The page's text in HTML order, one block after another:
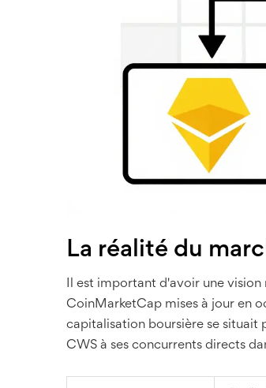
La réalité du
Il est important d'avoir une vision
CoinMarketCap mises à jour en
capitalisation boursière se situait
CWS à ses concurrents directs